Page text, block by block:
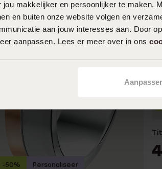
jou makkelijker en persoonlijker te maken.
en buiten onze website volgen en
aan jouw interesses aan. Door
aanpassen. Lees er meer over in ons
-50% Personaliseer